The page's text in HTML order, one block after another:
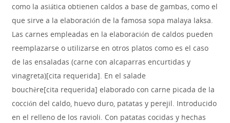
como la asiática obtienen caldos a base de gambas, como el
que sirve a la elaboración de la famosa sopa malaya laksa.
Las carnes empleadas en la elaboración de caldos pueden
reemplazarse o utilizarse en otros platos como es el caso
de las ensaladas (carne con alcaparras encurtidas y
vinagreta)[cita requerida]. En el salade
bouchère[cita requerida] elaborado con carne picada de la
cocción del caldo, huevo duro, patatas y perejil. Introducido
en el relleno de los ravioli. Con patatas cocidas y hechas